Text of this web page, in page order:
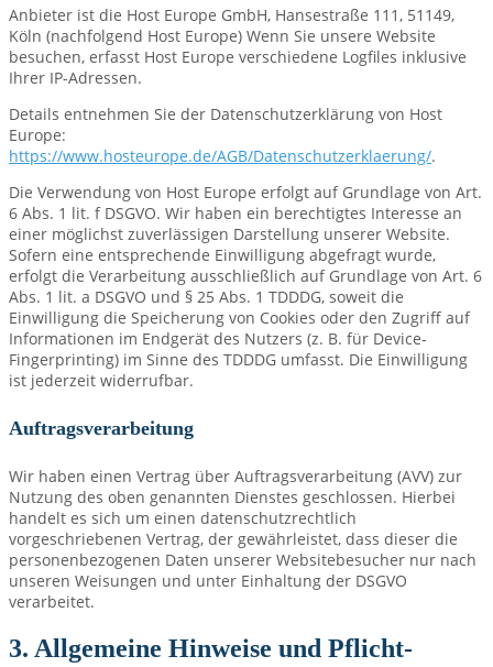
Anbieter ist die Host Europe GmbH, Hansestraße 111, 51149,
Köln (nachfolgend Host Europe) Wenn Sie unsere Website
besuchen, erfasst Host Europe verschiedene Logfiles inklusive
Ihrer IP-Adressen.
Details entnehmen Sie der Datenschutzerklärung von Host
Europe:
https://www.hosteurope.de/AGB/Datenschutzerklaerung/.
Die Verwendung von Host Europe erfolgt auf Grundlage von Art.
6 Abs. 1 lit. f DSGVO. Wir haben ein berechtigtes Interesse an
einer möglichst zuverlässigen Darstellung unserer Website.
Sofern eine entsprechende Einwilligung abgefragt wurde,
erfolgt die Verarbeitung ausschließlich auf Grundlage von Art. 6
Abs. 1 lit. a DSGVO und § 25 Abs. 1 TDDDG, soweit die
Einwilligung die Speicherung von Cookies oder den Zugriff auf
Informationen im Endgerät des Nutzers (z. B. für Device-
Fingerprinting) im Sinne des TDDDG umfasst. Die Einwilligung
ist jederzeit widerrufbar.
Auftragsverarbeitung
Wir haben einen Vertrag über Auftragsverarbeitung (AVV) zur
Nutzung des oben genannten Dienstes geschlossen. Hierbei
handelt es sich um einen datenschutzrechtlich
vorgeschriebenen Vertrag, der gewährleistet, dass dieser die
personenbezogenen Daten unserer Websitebesucher nur nach
unseren Weisungen und unter Einhaltung der DSGVO
verarbeitet.
3. Allgemeine Hinweise und Pflicht­